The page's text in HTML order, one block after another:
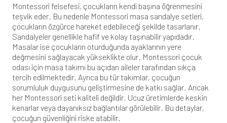
Montessori felsefesi, çocukların kendi başına öğrenmesini
teşvik eder. Bu nedenle Montessori masa sandalye setleri,
çocukların özgürce hareket edebileceği şekilde tasarlanır.
Sandalyeler genellikle hafif ve kolay taşınabilir yapıdadır.
Masalar ise çocukların oturduğunda ayaklarının yere
değmesini sağlayacak yükseklikte olur. Montessori çocuk
odası için masa takımı bu açıdan aileler tarafından sıkça
tercih edilmektedir. Ayrıca bu tür takımlar, çocuğun
sorumluluk duygusunu geliştirmesine de katkı sağlar. Ancak
her Montessori seti kaliteli değildir. Ucuz üretimlerde keskin
kenarlar veya dayanıksız bağlantılar görülebilir. Bu detaylar,
çocuğun güvenliğini riske atabilir.